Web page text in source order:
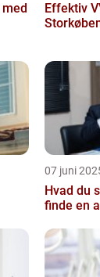
Effektiv
07 juni
Hvad du
finde en